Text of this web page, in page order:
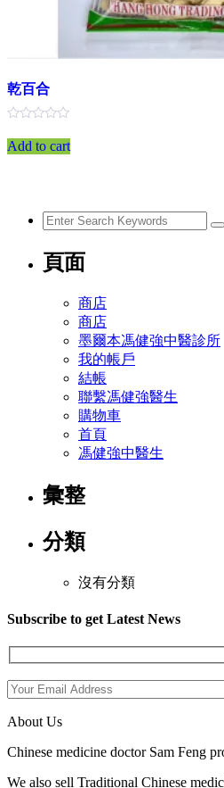
乾百合
分
0
Add to cart
頁面
商店
商店
墨爾本馮健強中醫診所
我的帳戶
結帳
聯繫馮健強醫生
購物車
首頁
馮健強中醫生
彙整
分類
沒有分類
Subscribe to get Latest News
About Us
Chinese medicine doctor Sam Feng
We also sell Traditional Chinese